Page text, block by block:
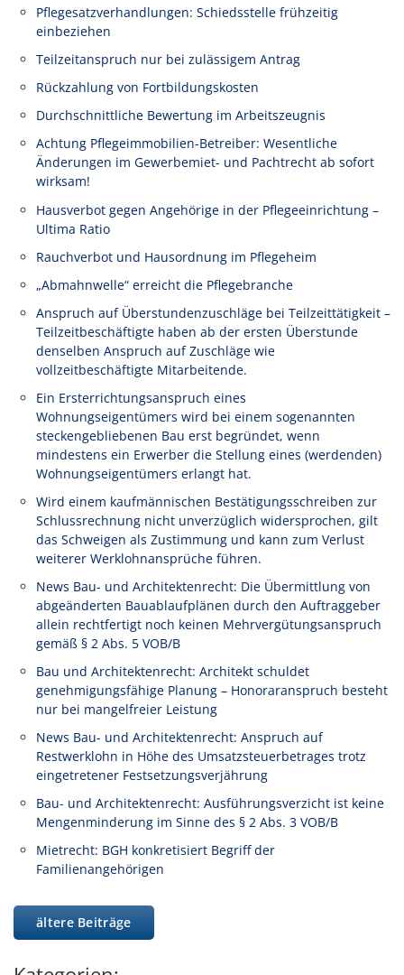
Pflegesatzverhandlungen: Schiedsstelle frühzeitig
einbeziehen
Teilzeitanspruch nur bei zulässigem Antrag
Rückzahlung von Fortbildungskosten
Durchschnittliche Bewertung im Arbeitszeugnis
Achtung Pflegeimmobilien-Betreiber: Wesentliche
Änderungen im Gewerbemiet- und Pachtrecht ab sofort
wirksam!
Hausverbot gegen Angehörige in der Pflegeeinrichtung –
Ultima Ratio
Rauchverbot und Hausordnung im Pflegeheim
„Abmahnwelle“ erreicht die Pflegebranche
Anspruch auf Überstundenzuschläge bei Teilzeittätigkeit –
Teilzeitbeschäftigte haben ab der ersten Überstunde
denselben Anspruch auf Zuschläge wie
vollzeitbeschäftigte Mitarbeitende.
Ein Ersterrichtungsanspruch eines
Wohnungseigentümers wird bei einem sogenannten
steckengebliebenen Bau erst begründet, wenn
mindestens ein Erwerber die Stellung eines (werdenden)
Wohnungseigentümers erlangt hat.
Wird einem kaufmännischen Bestätigungsschreiben zur
Schlussrechnung nicht unverzüglich widersprochen, gilt
das Schweigen als Zustimmung und kann zum Verlust
weiterer Werklohnansprüche führen.
News Bau- und Architektenrecht: Die Übermittlung von
abgeänderten Bauablaufplänen durch den Auftraggeber
allein rechtfertigt noch keinen Mehrvergütungsanspruch
gemäß § 2 Abs. 5 VOB/B
Bau und Architektenrecht: Architekt schuldet
genehmigungsfähige Planung – Honoraranspruch besteht
nur bei mangelfreier Leistung
News Bau- und Architektenrecht: Anspruch auf
Restwerklohn in Höhe des Umsatzsteuerbetrages trotz
eingetretener Festsetzungsverjährung
Bau- und Architektenrecht: Ausführungsverzicht ist keine
Mengenminderung im Sinne des § 2 Abs. 3 VOB/B
Mietrecht: BGH konkretisiert Begriff der
Familienangehörigen
ältere Beiträge